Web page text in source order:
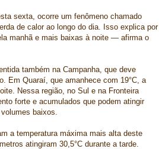
sexta, ocorre um fenômeno chamado
de calor ao longo do dia. Isso explica por
manhã e mais baixas à noite — afirma o
também na Campanha, que deve
Em Quaraí, que amanhece com 19°C, a
Nessa região, no Sul e na Fronteira
forte e acumulados que podem atingir
baixos.
a temperatura máxima mais alta deste
atingiram 30,5°C durante a tarde.